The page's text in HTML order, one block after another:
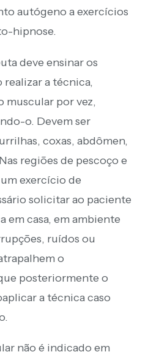
autógeno a exercícios
hipnose.
deve ensinar os
a técnica,
muscular por vez,
o. Devem ser
coxas, abdômen,
regiões de pescoço e
exercício de
solicitar ao paciente
em casa, em ambiente
ruídos ou
o
posteriormente o
a técnica caso
não é indicado em